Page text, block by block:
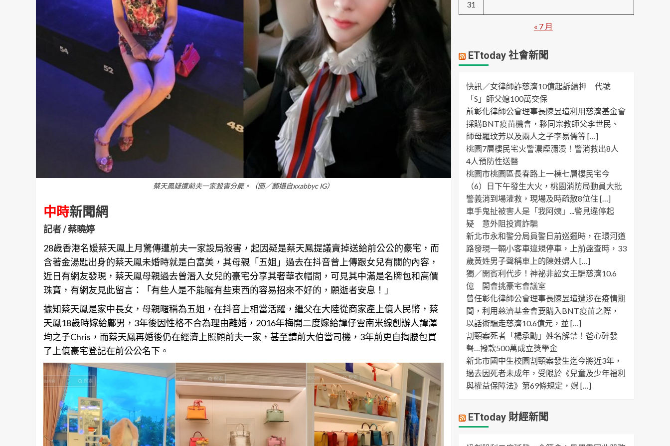
蔡天鳳疑遭前夫一家殺害分屍。（圖／翻攝自xxabbyc IG）
中時新聞網
記者 / 蔡曉婷
28歲香港名媛蔡天鳳上月驚傳遭前夫一家設局殺害，起因疑是蔡天鳳提議賣掉送給前公公的豪宅，而
含著金湯匙出身的蔡天鳳未婚時就是白富美，其母親「五姐」過去在抖音曾上傳跟女兒有關的內容 ，
近日有網友發現，蔡天鳳母親過去曾潛入女兒的豪宅分享其奢華衣帽間，可見其中滿是名牌包和高價
珠寶，有網友見此留言：「有些人是不能曬有些東西的容易招來不好的，願逝者安息！」
據知蔡天鳳是家中長女，母親暱稱為五姐，在抖音上相當活躍，繼父在大陸從商家產上億人民幣，蔡
天鳳18歲時嫁給鄺男，3年後因性格不合為理由離婚，2016年梅開二度嫁給譚仔雲南米線創辦人譚澤
均之子Chris，而蔡天鳳再婚後仍在經濟上照顧前夫一家，甚至請前大伯當司機，3年前更自掏腰包買
了上億豪宅登記在前公公名下。
31
« 7 月
ETtoday 社會新聞
快訊／女律師詐慈濟10億起訴續押 代號
「S」師父媳100萬交保
前彰化律師公會理事長陳昱瑄利用慈濟基金會
採購BNT疫苗機會，夥同宗教師父李世民、
師母羅玟芳以及兩人之子李易儒等 […]
桃園7層樓民宅火警濃煙瀰漫！警消救出8人
4人預防性送醫
桃園市桃園區長春路上一棟七層樓民宅今
（6）日下午發生大火，桃園消防局動員大批
警義消到場灌救，現場及時疏散8位住 […]
車手鬼扯被害人是「我阿姨」...警見違停起
疑 意外阻投資詐騙
新北市永和警分局員警日前巡邏時，在環河道
路發現一輛小客車違規停車，上前盤查時，33
歲黃姓男子聲稱車上的陳姓婦人 […]
獨／開賓利代步！神祕非訟女王騙慈濟10.6
億 開會挑豪宅會議室
曾任彰化律師公會理事長陳昱瑄遭涉在疫情期
間，利用慈濟基金會要購入BNT疫苗之際，
以話術騙走慈濟10.6億元，並 […]
割頸案死者「楊承勳」姓名解禁！爸心碎發
聲…撥款500萬成立獎學金
新北市國中生校園割頸案發生迄今將近3年，
過去因死者未成年，受限於《兒童及少年福利
與權益保障法》第69條規定，媒 […]
ETtoday 財經新聞